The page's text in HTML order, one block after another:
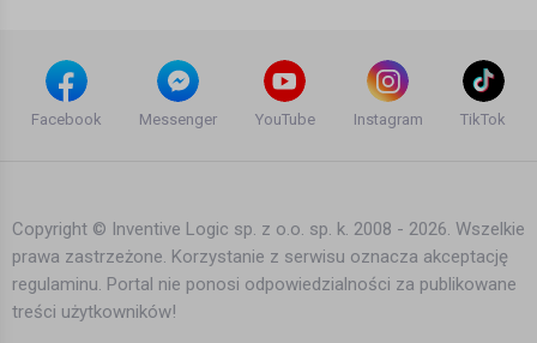
Puff Daddy feat. R. Kelly - Satisfy You
(Official Music Video)
Fedde Le Grand and Sultan + Ned
Shepard - No Good (Official Music
Facebook Messenger YouTube Instagram TikTok
Copyright © Inventive Logic sp. z o.o. sp. k. 2008 - 2026. Wszelkie
prawa zastrzeżone. Korzystanie z serwisu oznacza akceptację
regulaminu. Portal nie ponosi odpowiedzialności za publikowane
treści użytkowników!